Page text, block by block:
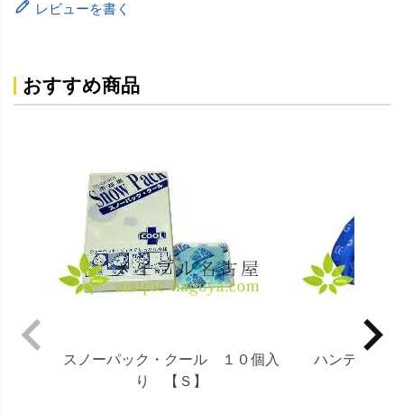
レビューを書く
おすすめ商品
スノーパック・クール １０個入
り 【Ｓ】
ハンディ氷